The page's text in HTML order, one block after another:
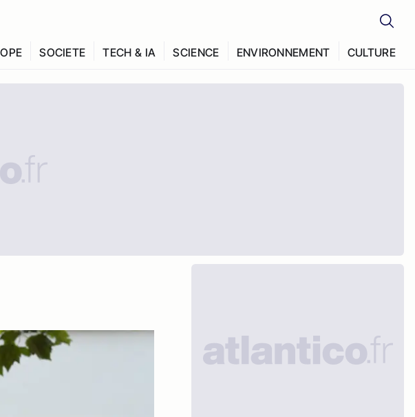
SOCIETE TECH & IA SCIENCE ENVIRONNEMENT CULTURE